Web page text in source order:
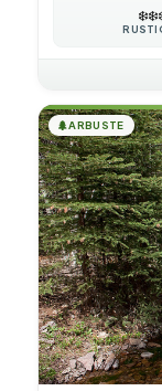
❄️❄️
🌲ARBUSTE